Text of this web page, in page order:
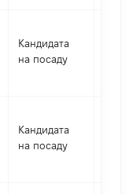
Кандидата
на посаду
Кандидата
на посаду